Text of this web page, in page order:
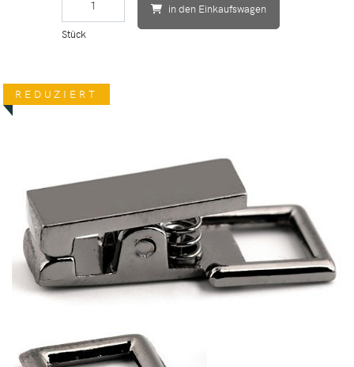
REDUZIERT
Stück
in den Einkaufswagen